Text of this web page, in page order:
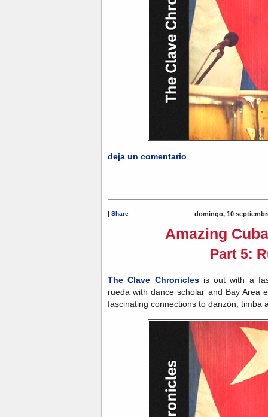
deja un comentario
| Share domingo, 10
Amazing
Part 5:
The Clave Chroniclesis out with a
rueda with dance scholar and Bay Area
fascinating connections to danzón, timba